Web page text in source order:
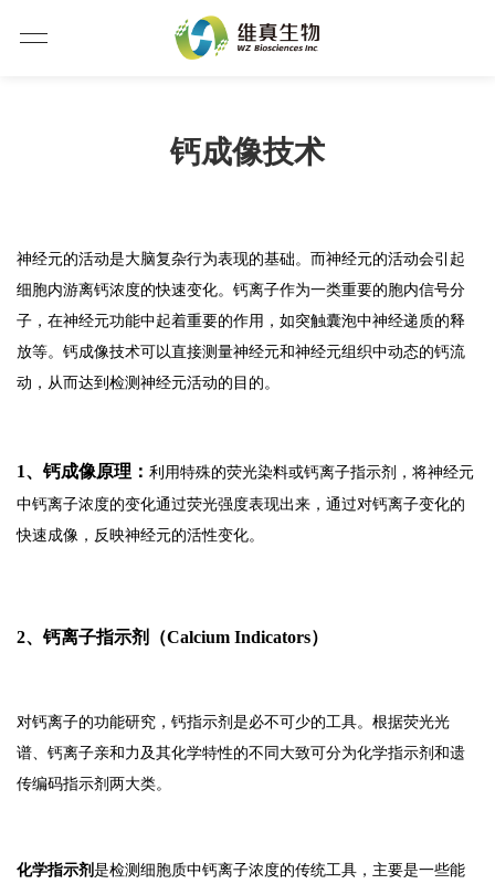
钙成像技术
神经元的活动是大脑复杂行为表现的基础。而神经元的活动会引起
细胞内游离钙浓度的快速变化。钙离子作为一类重要的胞内信号分
子，在神经元功能中起着重要的作用，如突触囊泡中神经递质的释
放等。钙成像技术可以直接测量神经元和神经元组织中动态的钙流
动，从而达到检测神经元活动的目的。
1、钙成像原理： 利用特殊的荧光染料或钙离子指示剂，将神经元
中钙离子浓度的变化通过荧光强度表现出来，通过对钙离子变化的
快速成像，反映神经元的活性变化。
2、钙离子指示剂（Calcium Indicators）
对钙离子的功能研究，钙指示剂是必不可少的工具。根据荧光光
谱、钙离子亲和力及其化学特性的不同大致可分为化学指示剂和遗
传编码指示剂两大类。
化学指示剂 是检测细胞质中钙离子浓度的传统工具，主要是一些能